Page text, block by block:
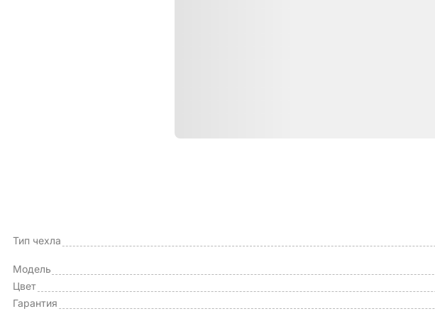
Тип чехла
Модель
Цвет
Гарантия